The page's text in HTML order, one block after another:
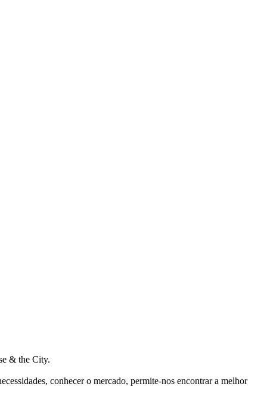
& the City.
conhecer o mercado, permite-nos encontrar a melhor